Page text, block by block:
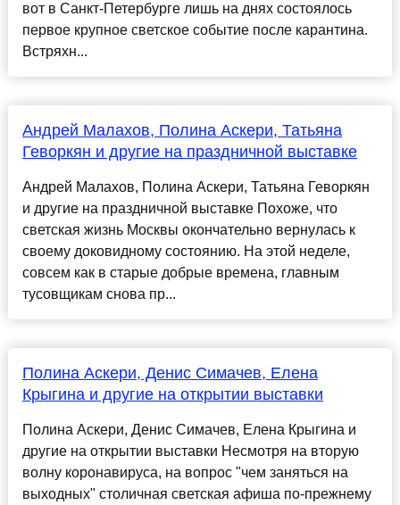
вот в Санкт-Петербурге лишь на днях состоялось
первое крупное светское событие после карантина.
Встряхн...
Андрей Малахов, Полина Аскери, Татьяна
Геворкян и другие на праздничной выставке
Андрей Малахов, Полина Аскери, Татьяна Геворкян
и другие на праздничной выставке Похоже, что
светская жизнь Москвы окончательно вернулась к
своему доковидному состоянию. На этой неделе,
совсем как в старые добрые времена, главным
тусовщикам снова пр...
Полина Аскери, Денис Симачев, Елена
Крыгина и другие на открытии выставки
Полина Аскери, Денис Симачев, Елена Крыгина и
другие на открытии выставки Несмотря на вторую
волну коронавируса, на вопрос "чем заняться на
выходных" столичная светская афиша по-прежнему